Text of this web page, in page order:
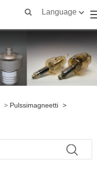
Language
> Pulssimagneetti >